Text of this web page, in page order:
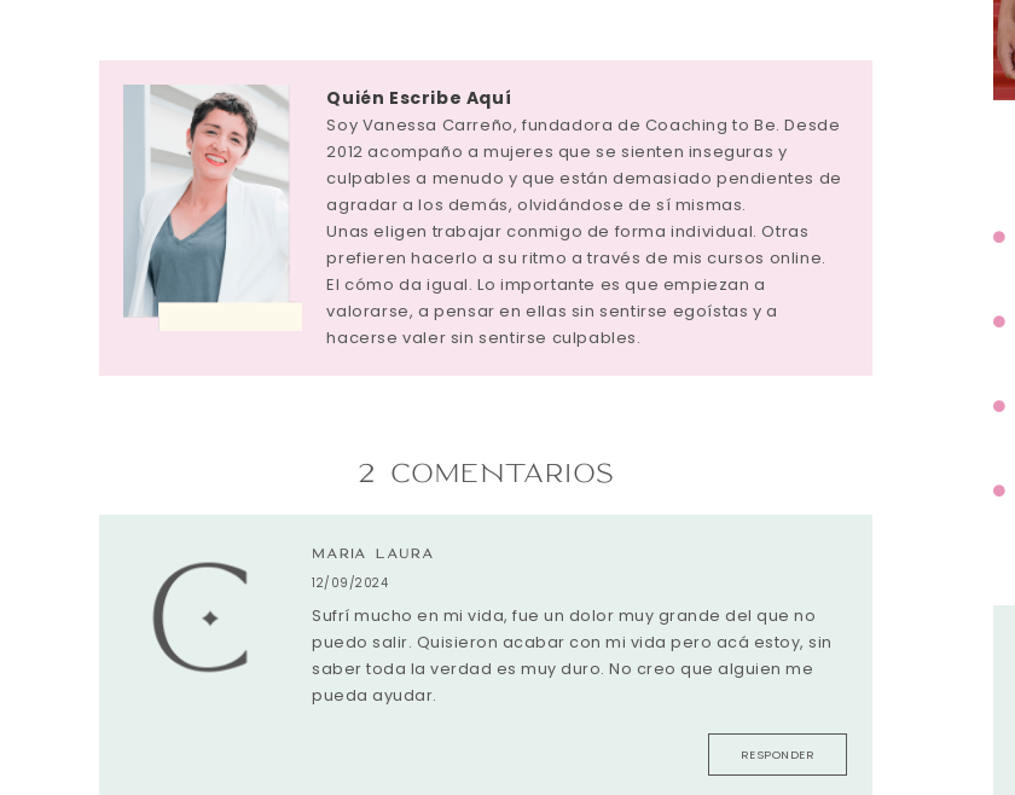
Quién Escribe Aquí
Soy Vanessa Carreño, fundadora de Coaching to Be. Desde
2012 acompaño a mujeres que se sienten inseguras y
culpables a menudo y que están demasiado pendientes de
agradar a los demás, olvidándose de sí mismas.
Unas eligen trabajar conmigo de forma individual. Otras
prefieren hacerlo a su ritmo a través de mis cursos online.
El cómo da igual. Lo importante es que empiezan a
valorarse, a pensar en ellas sin sentirse egoístas y a
hacerse valer sin sentirse culpables.
2 COMENTARIOS
MARIA LAURA
12/09/2024
Sufrí mucho en mi vida, fue un dolor muy grande del que no
puedo salir. Quisieron acabar con mi vida pero acá estoy, sin
saber toda la verdad es muy duro. No creo que alguien me
pueda ayudar.
RESPONDER